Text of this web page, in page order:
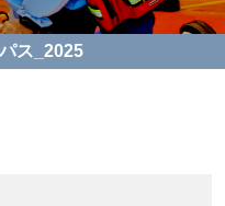
ス_2025